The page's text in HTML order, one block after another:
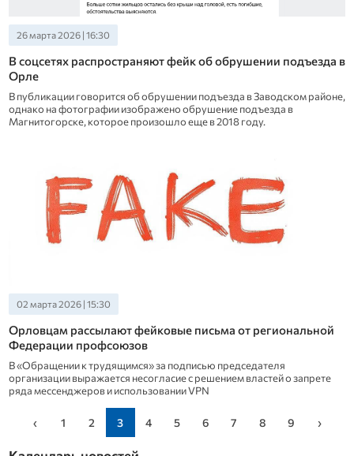
26 марта 2026 | 16:30
В соцсетях распространяют фейк об обрушении подъезда в
Орле
В публикации говорится об обрушении подъезда в Заводском районе,
однако на фотографии изображено обрушение подъезда в
Магнитогорске, которое произошло еще в 2018 году.
02 марта 2026 | 15:30
Орловцам рассылают фейковые письма от региональной
Федерации профсоюзов
В «Обращении к трудящимся» за подписью председателя
организации выражается несогласие с решением властей о запрете
ряда мессенджеров и использовании VPN
‹ 1 2 3 4 5 6 7 8 9 ›